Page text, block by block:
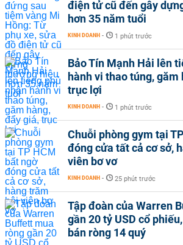
điện tử cũ đến gây
hơn 35 năm tuổi
KINH DOANH - 1 phút trước
Bảo Tín Mạnh Hải lên
hành vi thao túng, găm
trục lợi
KINH DOANH - 1 phút trước
Chuỗi phòng gym tại
đóng cửa tất cả cơ sở,
viên bơ vơ
KINH DOANH - 25 phút trước
Tập đoàn của Warren
gần 20 tỷ USD cổ
bán ròng 14 quý